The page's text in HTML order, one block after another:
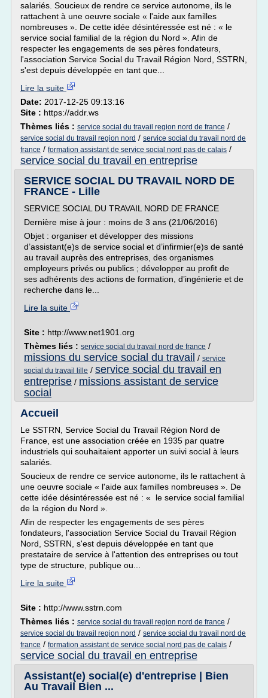
salariés. Soucieux de rendre ce service autonome, ils le
rattachent à une oeuvre sociale « l'aide aux familles
nombreuses ». De cette idée désintéressée est né : « le
service social familial de la région du Nord ». Afin de
respecter les engagements de ses pères fondateurs,
l'association Service Social du Travail Région Nord, SSTRN,
s'est depuis développée en tant que...
Lire la suite
Date: 2017-12-25 09:13:16
Site : https://addr.ws
Thèmes liés : service social du travail region nord de france /
service social du travail region nord / service social du travail nord de
france / formation assistant de service social nord pas de calais /
service social du travail en entreprise
SERVICE SOCIAL DU TRAVAIL NORD DE
FRANCE - Lille
SERVICE SOCIAL DU TRAVAIL NORD DE FRANCE
Dernière mise à jour : moins de 3 ans (21/06/2016)
Objet : organiser et développer des missions
d’assistant(e)s de service social et d’infirmier(e)s de santé
au travail auprès des entreprises, des organismes
employeurs privés ou publics ; développer au profit de
ses adhérents des actions de formation, d’ingénierie et de
recherche dans le...
Lire la suite
Site : http://www.net1901.org
Thèmes liés : service social du travail nord de france /
missions du service social du travail / service
social du travail lille / service social du travail en
entreprise / missions assistant de service
social
Accueil
Le SSTRN, Service Social du Travail Région Nord de
France, est une association créée en 1935 par quatre
industriels qui souhaitaient apporter un suivi social à leurs
salariés.
Soucieux de rendre ce service autonome, ils le rattachent à
une oeuvre sociale « l'aide aux familles nombreuses ». De
cette idée désintéressée est né : « le service social familial
de la région du Nord ».
Afin de respecter les engagements de ses pères
fondateurs, l'association Service Social du Travail Région
Nord, SSTRN, s'est depuis développée en tant que
prestataire de service à l'attention des entreprises ou tout
type de structure, publique ou...
Lire la suite
Site : http://www.sstrn.com
Thèmes liés : service social du travail region nord de france /
service social du travail region nord / service social du travail nord de
france / formation assistant de service social nord pas de calais /
service social du travail en entreprise
Assistant(e) social(e) d'entreprise | Bien
Au Travail Bien ...